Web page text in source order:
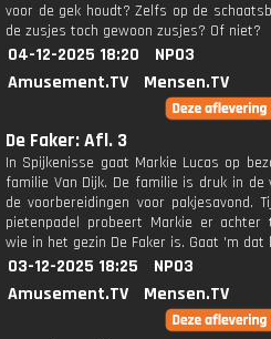
voor de gek houdt? Zelfs op de
de zusjes toch gewoon zusjes? Of niet?
04-12-2025 18:20
NPO3
Amusement.TV
Mensen.TV
De Faker: Afl. 3
In Spijkenisse gaat Markie Lucas op
familie Van Dijk. De familie is druk in
de voorbereidingen voor pakjesavond.
pietenpadel probeert Markie er achter
wie in het gezin De Faker is. Gaat 'm dat
03-12-2025 18:25
NPO3
Amusement.TV
Mensen.TV